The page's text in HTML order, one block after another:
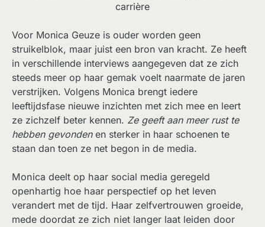
carrière
Voor Monica Geuze is ouder worden geen
struikelblok, maar juist een bron van kracht. Ze heeft
in verschillende interviews aangegeven dat ze zich
steeds meer op haar gemak voelt naarmate de jaren
verstrijken. Volgens Monica brengt iedere
leeftijdsfase nieuwe inzichten met zich mee en leert
ze zichzelf beter kennen. Ze geeft aan meer rust te
hebben gevondenen sterker in haar schoenen te
staan dan toen ze net begon in de media.
Monica deelt op haar social media geregeld
openhartig hoe haar perspectief op het leven
verandert met de tijd. Haar zelfvertrouwen groeide,
mede doordat ze zich niet langer laat leiden door